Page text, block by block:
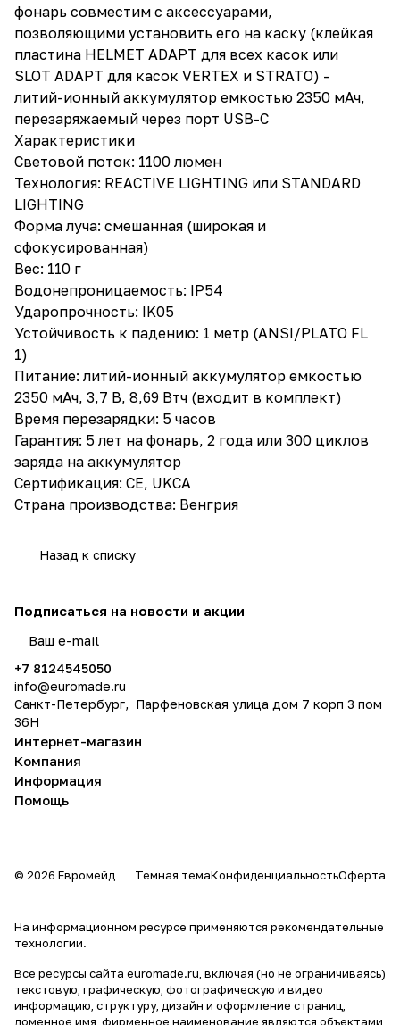
фонарь совместим с аксессуарами,
позволяющими установить его на каску (клейкая
пластина HELMET ADAPT для всех касок или
SLOT ADAPT для касок VERTEX и STRATO) -
литий-ионный аккумулятор емкостью 2350 мАч,
перезаряжаемый через порт USB-C
Характеристики
Световой поток: 1100 люмен
Технология: REACTIVE LIGHTING или STANDARD
LIGHTING
Форма луча: смешанная (широкая и
сфокусированная)
Вес: 110 г
Водонепроницаемость: IP54
Ударопрочность: IK05
Устойчивость к падению: 1 метр (ANSI/PLATO FL
1)
Питание: литий-ионный аккумулятор емкостью
2350 мАч, 3,7 В, 8,69 Втч (входит в комплект)
Время перезарядки: 5 часов
Гарантия: 5 лет на фонарь, 2 года или 300 циклов
заряда на аккумулятор
Сертификация: CE, UKCA
Страна производства: Венгрия
Назад к списку
Подписаться на новости и акции
+7 8124545050
info@euromade.ru
Санкт-Петербург, Парфеновская улица дом 7 корп 3 пом
36Н
Интернет-магазин
Компания
Информация
Помощь
© 2026 Евромейд Темная темаКонфиденциальностьОферта
На информационном ресурсе применяются рекомендательные
технологии.
Все ресурсы сайта euromade.ru, включая (но не ограничиваясь)
текстовую, графическую, фотографическую и видео
информацию, структуру, дизайн и оформление страниц,
доменное имя, фирменное наименование являются объектами